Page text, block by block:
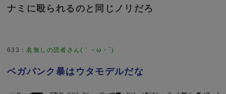
ナミに殴られるのと同じノリだろ
633 ：名無しの読者さん(｀・ω・´)
ベガパンク暴はウタモデルだな